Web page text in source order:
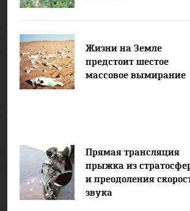
Жизни на Земле
предстоит шестое
массовое вымирание
Прямая трансляция
прыжка из
и преодоления
звука